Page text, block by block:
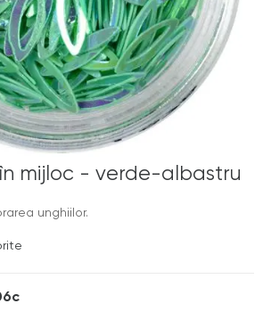
mijloc - verde-albastru
unghiilor.